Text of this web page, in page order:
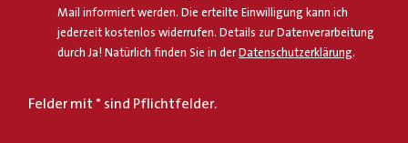
Mail informiert werden. Die erteilte Einwilligung kann ich
jederzeit kostenlos widerrufen. Details zur Datenverarbeitung
durch Ja! Natürlich finden Sie in derDatenschutzerklärung.
Felder mit * sind Pflichtfelder.